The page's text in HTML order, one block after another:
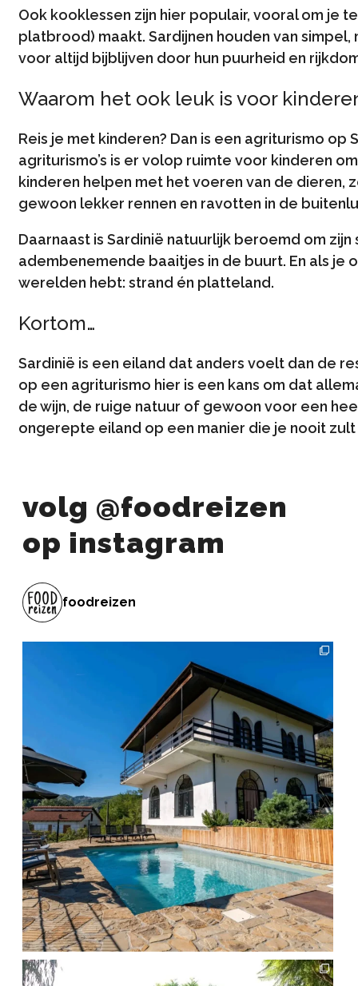
Ook kooklessen zijn hier populair, vooral om je
platbrood) maakt. Sardijnen houden van
voor altijd bijblijven door hun puurheid en
Waarom het ook leuk is voor
Reis je met kinderen? Dan is een agriturismo
agriturismo’s is er volop ruimte voor kinderen
kinderen helpen met het voeren van de dieren,
gewoon lekker rennen en ravotten in de
Daarnaast is Sardinië natuurlijk beroemd om
adembenemende baaitjes in de buurt. En als
werelden hebt: strand én platteland.
Kortom…
Sardinië is een eiland dat anders voelt dan de
op een agriturismo hier is een kans om dat
de wijn, de ruige natuur of gewoon voor een
ongerepte eiland op een manier die je nooit
volg @foodreizen
op instagram
foodreizen